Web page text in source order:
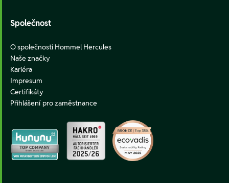
Společnost
O společnosti Hommel Hercules
Naše značky
Kariéra
Impresum
Certifikáty
Přihlášení pro zaměstnance